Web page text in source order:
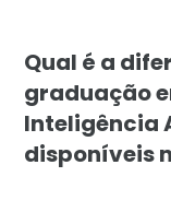
Qual é a
graduação
Inteligência
disponíveis